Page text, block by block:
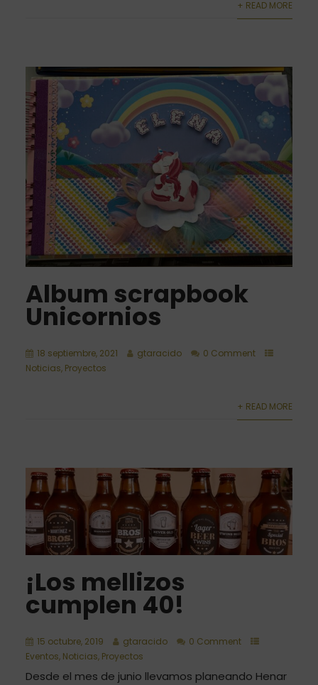
+ READ MORE
Album scrapbook
Unicornios
18 septiembre, 2021 gtaracido
0 Comment
Noticias, Proyectos
+ READ MORE
¡Los mellizos
cumplen 40!
15 octubre, 2019 gtaracido
0 Comment
Eventos, Noticias, Proyectos
Desde el mes de junio llevamos planeando Henar